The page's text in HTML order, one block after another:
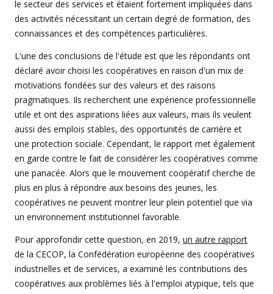
le secteur des services et étaient fortement impliquées dans
des activités nécessitant un certain degré de formation, des
connaissances et des compétences particulières.
L'une des conclusions de l'étude est que les répondants ont
déclaré avoir choisi les coopératives en raison d'un mix de
motivations fondées sur des valeurs et des raisons
pragmatiques. Ils recherchent une expérience professionnelle
utile et ont des aspirations liées aux valeurs, mais ils veulent
aussi des emplois stables, des opportunités de carrière et
une protection sociale. Cependant, le rapport met également
en garde contre le fait de considérer les coopératives comme
une panacée. Alors que le mouvement coopératif cherche de
plus en plus à répondre aux besoins des jeunes, les
coopératives ne peuvent montrer leur plein potentiel que via
un environnement institutionnel favorable.
Pour approfondir cette question, en 2019, un autre rapport
de la CECOP, la Confédération européenne des coopératives
industrielles et de services, a examiné les contributions des
coopératives aux problèmes liés à l'emploi atypique, tels que